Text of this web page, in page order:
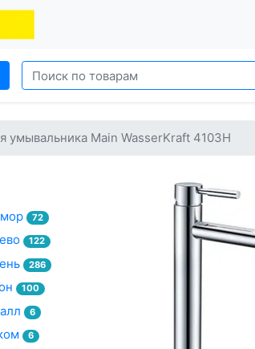
умывальника Main WasserKraft 4103H
72
122
286
100
6
6